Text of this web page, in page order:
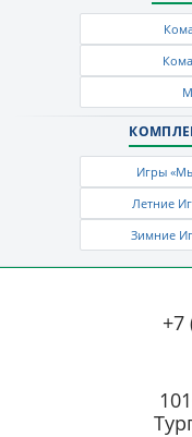
Игры
Летние
Зимние
+7